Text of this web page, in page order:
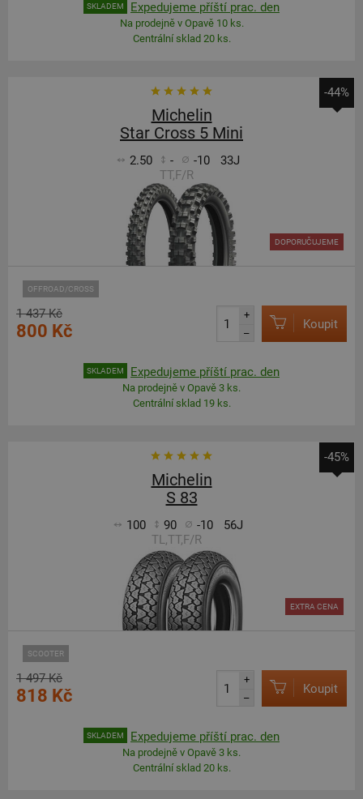
SKLADEM Expedujeme příští prac. den
Na prodejně v Opavě 10 ks.
Centrální sklad 20 ks.
-44%
Michelin
Star Cross 5 Mini
2.50 - -10
33J
TT,F/R
OFFROAD/CROSS
DOPORUČUJEME
1 437 Kč
800 Kč
+
–
Koupit
SKLADEM Expedujeme příští prac. den
Na prodejně v Opavě 3 ks.
Centrální sklad 19 ks.
-45%
Michelin
S 83
100 90 -10
56J
TL,TT,F/R
SCOOTER
EXTRA CENA
1 497 Kč
818 Kč
+
–
Koupit
SKLADEM Expedujeme příští prac. den
Na prodejně v Opavě 3 ks.
Centrální sklad 20 ks.